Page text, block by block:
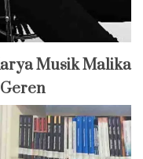
Musik Malika